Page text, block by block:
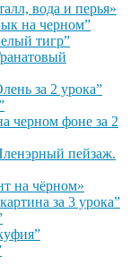
вода и перья»
на черном”
тигр”
за 2 урока”
черном фоне за 2
пейзаж.
на чёрном»
за 3 урока”